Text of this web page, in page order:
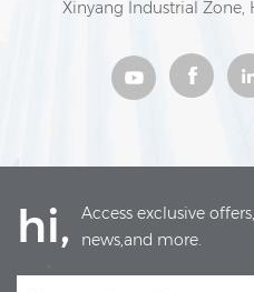
Xinyang Industrial Zone,
hi,
Access exclusive offers,
news,and more.